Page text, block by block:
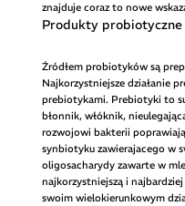
znajduje coraz to nowe
Produkty probiotyczne
Źródłem probiotyków są
Najkorzystniejsze działanie
prebiotykami. Prebiotyki to
błonnik, włóknik,
rozwojowi bakterii
synbiotyku zawierajacego w
oligosacharydy zawarte w
najkorzystniejszą i
swoim wielokierunkowym